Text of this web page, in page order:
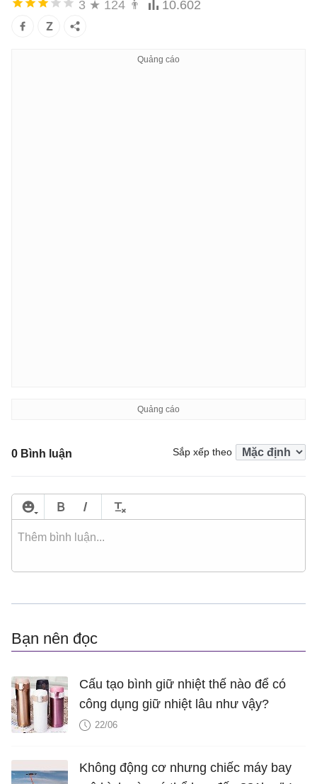
3 ★ 124 👨 10.602
0 Bình luận Sắp xếp theo
Bạn nên đọc
Cấu tạo bình giữ nhiệt thế nào để có
công dụng giữ nhiệt lâu như vậy?
22/06
Không động cơ nhưng chiếc máy bay